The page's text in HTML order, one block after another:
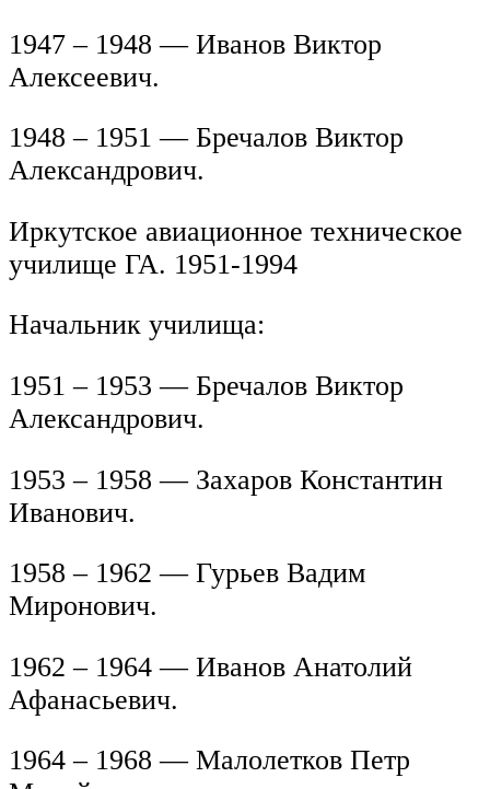
1947 – 1948 — Иванов Виктор
Алексеевич.
1948 – 1951 — Бречалов Виктор
Александрович.
Иркутское авиационное техническое
училище ГА. 1951-1994
Начальник училища:
1951 – 1953 — Бречалов Виктор
Александрович.
1953 – 1958 — Захаров Константин
Иванович.
1958 – 1962 — Гурьев Вадим
Миронович.
1962 – 1964 — Иванов Анатолий
Афанасьевич.
1964 – 1968 — Малолетков Петр